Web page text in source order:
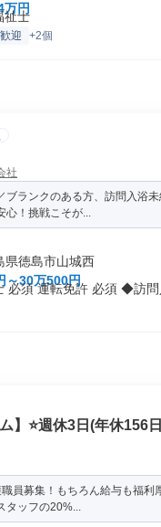
万円
祉士
迎 +2個
社
ブランクのある方、訪問入浴
心！挑戦こそが...
県徳島市山城西
～30万500円
必須 運転免許 必須 ◆訪
】⭐️週休3日(年休156
員募集！もちろん給与も福利
タッフの20%...